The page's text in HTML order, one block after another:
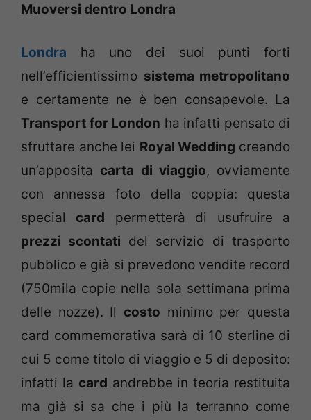
Muoversi dentro Londra
Londra ha uno dei suoi punti forti
nell’efficientissimo sistema metropolitano
e certamente ne è ben consapevole. La
Transport for London ha infatti pensato di
sfruttare anche lei Royal Wedding creando
un’apposita carta di viaggio, ovviamente
con annessa foto della coppia: questa
special card permetterà di usufruire a
prezzi scontati del servizio di trasporto
pubblico e già si prevedono vendite record
(750mila copie nella sola settimana prima
delle nozze). Il costo minimo per questa
card commemorativa sarà di 10 sterline di
cui 5 come titolo di viaggio e 5 di deposito:
infatti la card andrebbe in teoria restituita
ma già si sa che i più la terranno come